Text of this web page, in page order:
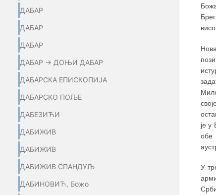
ДАБАР
ДАБАР
ДАБАР
ДАБАР → ДОЊИ ДАБАР
ДАБАРСКА ЕПИСКОПИЈА
ДАБАРСКО ПОЉЕ
ДАБЕЗИЋИ
ДАБИЖИВ
ДАБИЖИВ
ДАБИЖИВ СПАНДУЉ
ДАБИНОВИЋ, Божо
је
У